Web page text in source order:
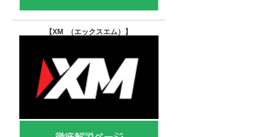
【XM （エックスエム） 】